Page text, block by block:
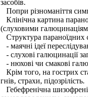
засобів.
Попри різноманіття
Клінічна картина
(слуховими
Структура параноїдних
- маячні ідеї
- слухові галюцинації
- нюхові чи смакові
Крім того, на гострих
гнів, страхи, підозрілість.
Гебефренічна